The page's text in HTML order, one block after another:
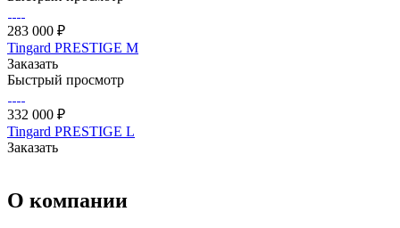
283 000 ₽
Tingard PRESTIGE M
Заказать
Быстрый просмотр
332 000 ₽
Tingard PRESTIGE L
Заказать
О компании